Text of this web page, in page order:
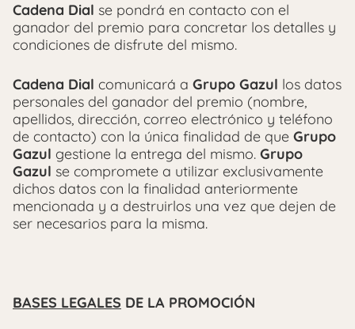
Cadena Dial se pondrá en contacto con el
ganador del premio para concretar los detalles y
condiciones de disfrute del mismo.
Cadena Dial comunicará a Grupo Gazul los datos
personales del ganador del premio (nombre,
apellidos, dirección, correo electrónico y teléfono
de contacto) con la única finalidad de que Grupo
Gazul gestione la entrega del mismo. Grupo
Gazul se compromete a utilizar exclusivamente
dichos datos con la finalidad anteriormente
mencionada y a destruirlos una vez que dejen de
ser necesarios para la misma.
BASES LEGALES DE LA PROMOCIÓN